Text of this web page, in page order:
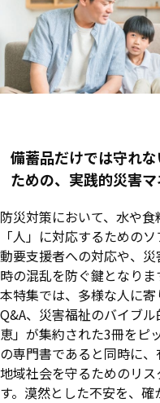
備蓄品だけでは守れ
ための、実践的災害マ
防災対策において、水や食
「人」に対応するための
動要支援者への対応や、
時の混乱を防ぐ鍵となりま
本特集では、多様な人に
Q&A、災害福祉のバイブ
恵」が集約された3冊をピ
の専門書であると同時に
地域社会を守るためのリ
す。漠然とした不安を、確